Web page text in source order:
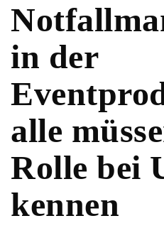
in der
alle
Rolle bei
kennen